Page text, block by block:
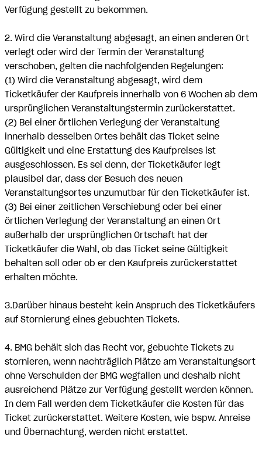
Verfügung gestellt zu bekommen.
2. Wird die Veranstaltung abgesagt, an einen anderen Ort
verlegt oder wird der Termin der Veranstaltung
verschoben, gelten die nachfolgenden Regelungen:
(1) Wird die Veranstaltung abgesagt, wird dem
Ticketkäufer der Kaufpreis innerhalb von 6 Wochen ab dem
ursprünglichen Veranstaltungstermin zurückerstattet.
(2) Bei einer örtlichen Verlegung der Veranstaltung
innerhalb desselben Ortes behält das Ticket seine
Gültigkeit und eine Erstattung des Kaufpreises ist
ausgeschlossen. Es sei denn, der Ticketkäufer legt
plausibel dar, dass der Besuch des neuen
Veranstaltungsortes unzumutbar für den Ticketkäufer ist.
(3) Bei einer zeitlichen Verschiebung oder bei einer
örtlichen Verlegung der Veranstaltung an einen Ort
außerhalb der ursprünglichen Ortschaft hat der
Ticketkäufer die Wahl, ob das Ticket seine Gültigkeit
behalten soll oder ob er den Kaufpreis zurückerstattet
erhalten möchte.
3.Darüber hinaus besteht kein Anspruch des Ticketkäufers
auf Stornierung eines gebuchten Tickets.
4. BMG behält sich das Recht vor, gebuchte Tickets zu
stornieren, wenn nachträglich Plätze am Veranstaltungsort
ohne Verschulden der BMG wegfallen und deshalb nicht
ausreichend Plätze zur Verfügung gestellt werden können.
In dem Fall werden dem Ticketkäufer die Kosten für das
Ticket zurückerstattet. Weitere Kosten, wie bspw. Anreise
und Übernachtung, werden nicht erstattet.